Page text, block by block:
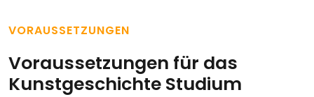
VORAUSSETZUNGEN
Voraussetzungen für das
Kunstgeschichte Studium